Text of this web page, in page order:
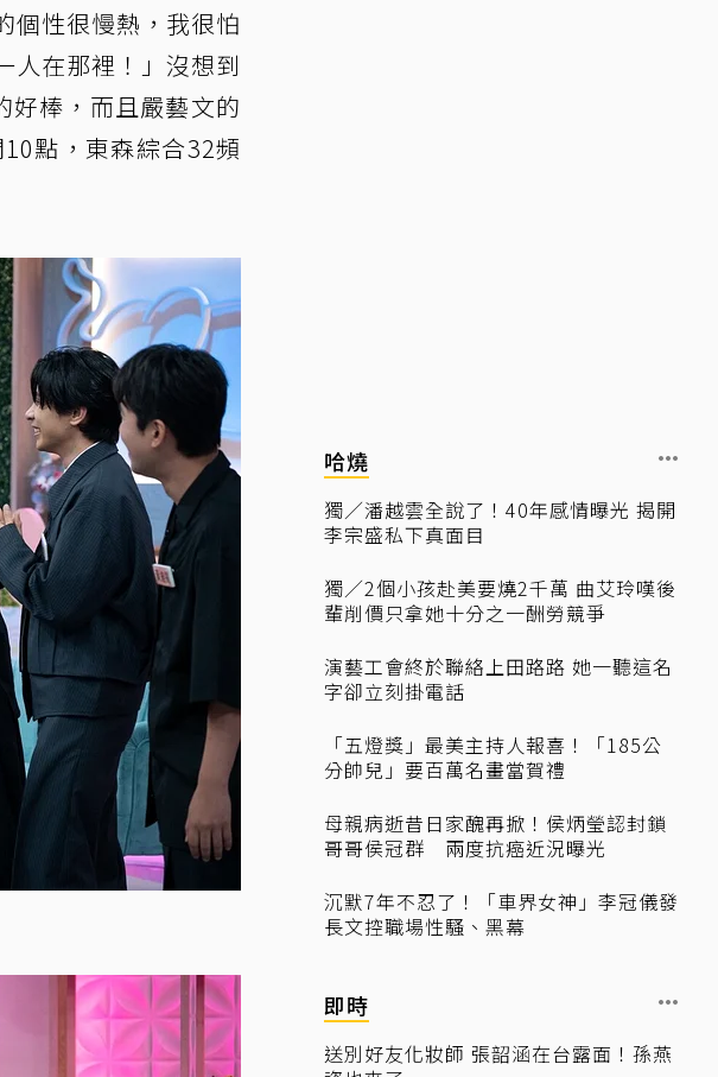
個性很慢熱，我很怕
人在那裡！」沒想到
好棒，而且嚴藝文的
點，東森綜合32頻
哈燒
獨／潘越雲全說了！40年感情曝光 揭開
李宗盛私下真面目
獨／2個小孩赴美要燒2千萬 曲艾玲嘆後
輩削價只拿她十分之一酬勞競爭
演藝工會終於聯絡上田路路 她一聽這名
字卻立刻掛電話
「五燈獎」最美主持人報喜！「185公
分帥兒」要百萬名畫當賀禮
母親病逝昔日家醜再掀！侯炳瑩認封鎖
哥哥侯冠群 兩度抗癌近況曝光
沉默7年不忍了！「車界女神」李冠儀發
長文控職場性騷、黑幕
即時
送別好友化妝師 張韶涵在台露面！孫燕